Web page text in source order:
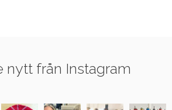
nytt från Instagram